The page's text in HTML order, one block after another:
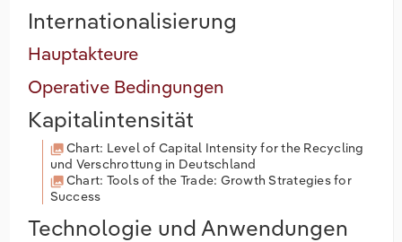
Internationalisierung
Hauptakteure
Operative Bedingungen
Kapitalintensität
Chart: Level of Capital Intensity for the Recycling
und Verschrottung in Deutschland
Chart: Tools of the Trade: Growth Strategies for
Success
Technologie und Anwendungen